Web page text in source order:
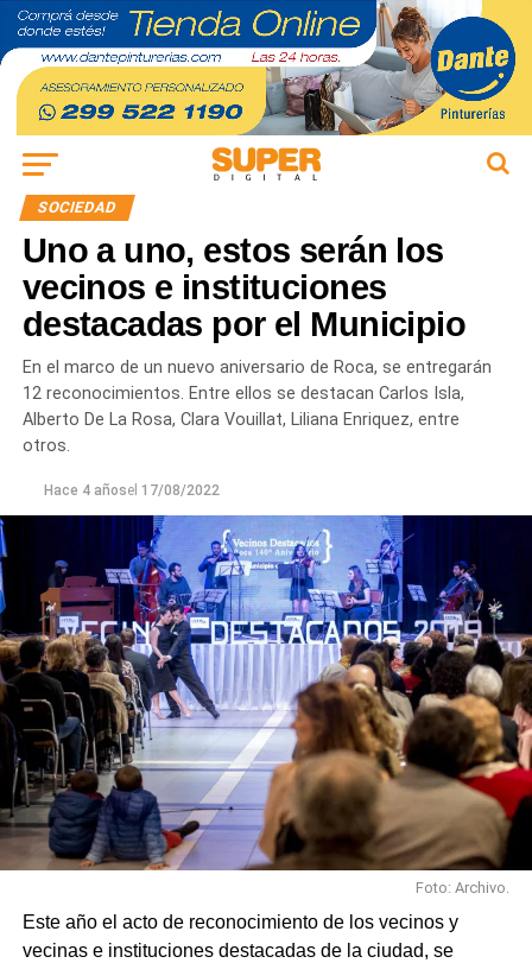
SOCIEDAD
Uno a uno, estos serán los
vecinos e instituciones
destacadas por el Municipio
En el marco de un nuevo aniversario de Roca, se entregarán
12 reconocimientos. Entre ellos se destacan Carlos Isla,
Alberto De La Rosa, Clara Vouillat, Liliana Enriquez, entre
otros.
Hace 4 añosel 17/08/2022
Foto: Archivo.
Este año el acto de reconocimiento de los vecinos y
vecinas e instituciones destacadas de la ciudad, se